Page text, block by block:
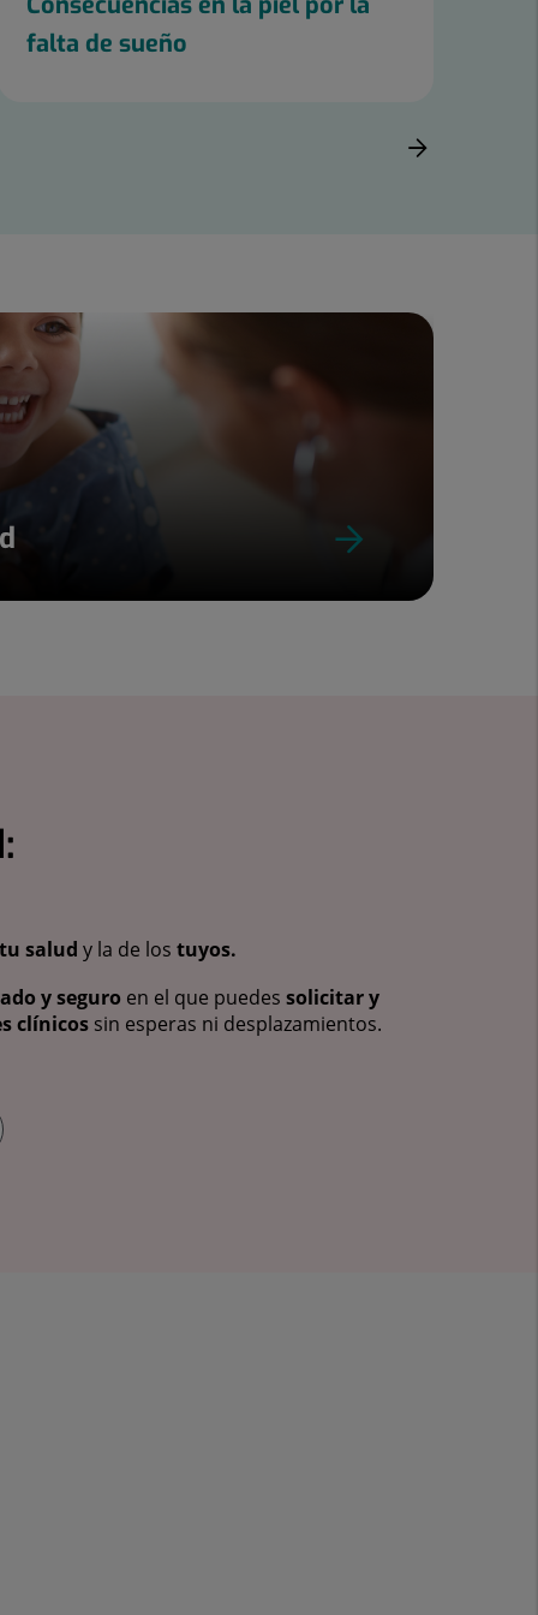
falta de sueño
tu salud y la de los tuyos.
y seguro en el que puedes solicitar y
clínicos sin esperas ni desplazamientos.